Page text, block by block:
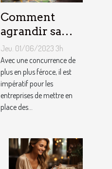
Comment
agrandir sa
notoriété
locale et
fidéliser sa
clientèle grâce
aux outils du
référencement
Jeu. 01/06/2023 3h
Avec une concurrence de
plus en plus féroce, il est
impératif pour les
entreprises de mettre en
place des...